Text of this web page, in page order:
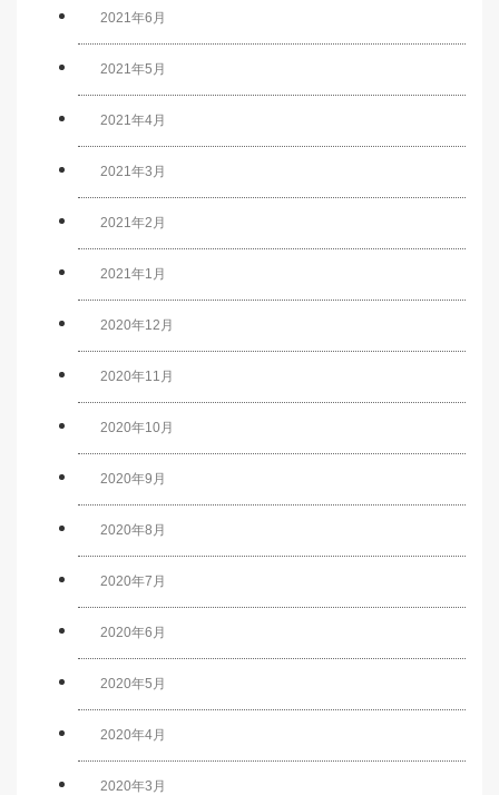
2021年6月
2021年5月
2021年4月
2021年3月
2021年2月
2021年1月
2020年12月
2020年11月
2020年10月
2020年9月
2020年8月
2020年7月
2020年6月
2020年5月
2020年4月
2020年3月